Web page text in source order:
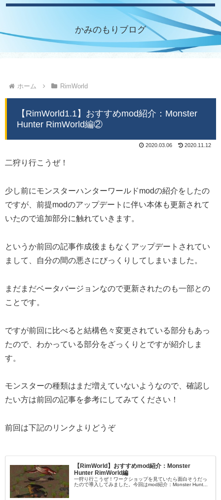
かみのもりブログ
ホーム RimWorld
【RimWorld1.1】おすすめmod紹介：Monster
Hunter RimWorld編②
2020.03.06 2020.11.12
二狩り行こうぜ！
少し前にモンスターハンターワールドmodの紹介をしたの
ですが、前提modのアップデートに伴い本体も更新されて
いたので追加部分に触れていきます。
というか前回の記事作成後まもなくアップデートされてい
まして、自分の間の悪さにびっくりしてしまいました。
まだまだベータバージョンなので更新されたのも一部との
ことです。
ですが前回に比べると結構色々変更されている部分もあっ
たので、わかっている部分をざっくりとですが紹介しま
す。
モンスターの種類はまだ増えていないようなので、確認し
たい方は前回の記事を参考にしてみてください！
前回は下記のリンクよりどうぞ
【RimWorld】おすすめmod紹介：Monster
Hunter RimWorld編
一狩り行こうぜ！ワークショップを見ていたら面白そうだっ
たので導入してみました。今回はmod紹介：Monster Hunt...